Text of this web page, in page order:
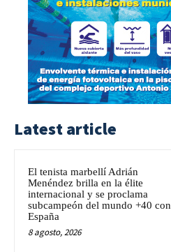
Latest article
El tenista marbellí Adrián
Menéndez brilla en la élite
internacional y se proclama
subcampeón del mundo +40 con
España
8 agosto, 2026